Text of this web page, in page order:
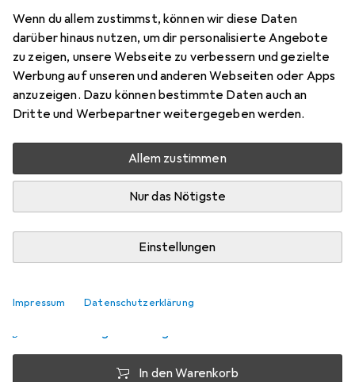
Wenn du allem zustimmst, können wir diese Daten
darüber hinaus nutzen, um dir personalisierte Angebote
zu zeigen, unsere Webseite zu verbessern und gezielte
Werbung auf unseren und anderen Webseiten oder Apps
anzuzeigen. Dazu können bestimmte Daten auch an
Dritte und Werbepartner weitergegeben werden.
Allem zustimmen
Nur das Nötigste
Einstellungen
Impressum Datenschutzerklärung
250 ml
Preis in EUR inkl. MwSt.
Schneller lieferbar
Angebot fürEUR
30,80
2
Robin
Zwischen Mi, 26.8. und Fr, 28.8. geliefert
6 Stück bestellt
Lieferort angeben für genaue Lieferzeit
In den Warenkorb